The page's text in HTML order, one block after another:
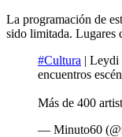
La programación de
sido limitada. Lugares
#Cultura | Leydi
encuentros
Más de 400
— Minuto60